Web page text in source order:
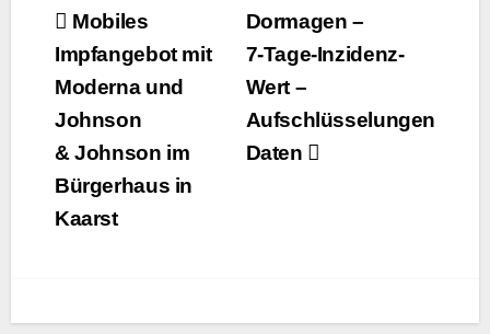
Beitragsnavigation
Dormagen –
7‑Tage-Inzidenz-
Wert –
Aufschlüsselungen
Daten
Mobiles
Impfangebot mit
Moderna und
Johnson
& Johnson im
Bürgerhaus in
Kaarst